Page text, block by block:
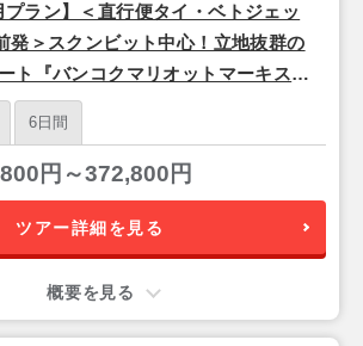
プラン】＜直行便タイ・ベトジェッ
発＞スクンビット中心！立地抜群の
ト『バンコクマリオットマーキスク
バンコク2泊4日
6日間
円～372,800円
ツアー詳細を見る
概要を見る